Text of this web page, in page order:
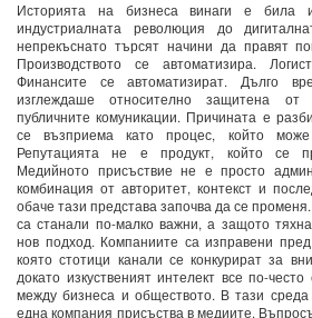
Историята на бизнеса винаги е била
индустриалната революция до
непрекъснато търсят начини да правят
Производството се автоматизира.
Финансите се автоматизират. Дълго
изглеждаше относително защитена
публичните комуникации. Причината е
се възприема като процес, който
Репутацията не е продукт, който се
Медийното присъствие не е просто
комбинация от авторитет, контекст и
обаче тази представа започва да се
са станали по-малко важни, а защото
нов подход. Компаниите са изправени
която стотици канали се конкурират за
докато изкуственият интелект все по-
между бизнеса и обществото. В тази
една компания присъства в медиите.